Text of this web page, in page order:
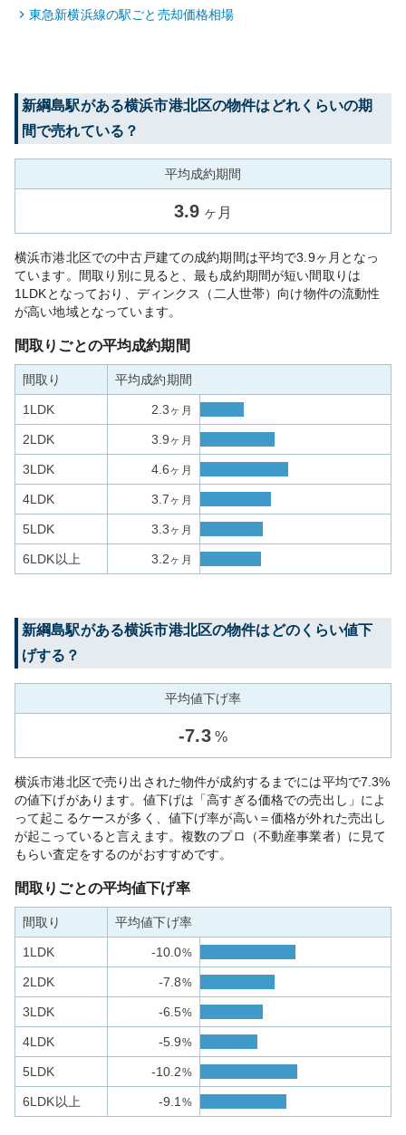
東急新横浜線の駅ごと売却価格相場
新綱島駅がある横浜市港北区の物件はどれくらいの期
間で売れている？
平均成約期間
3.9 ヶ月
横浜市港北区での中古戸建ての成約期間は平均で3.9ヶ月となっ
ています。間取り別に見ると、最も成約期間が短い間取りは
1LDKとなっており、ディンクス（二人世帯）向け物件の流動性
が高い地域となっています。
間取りごとの平均成約期間
間取り 平均成約期間
1LDK 2.3ヶ月
2LDK 3.9ヶ月
3LDK 4.6ヶ月
4LDK 3.7ヶ月
5LDK 3.3ヶ月
6LDK以上 3.2ヶ月
新綱島駅がある横浜市港北区の物件はどのくらい値下
げする？
平均値下げ率
-7.3 %
横浜市港北区で売り出された物件が成約するまでには平均で7.3%
の値下げがあります。値下げは「高すぎる価格での売出し」によ
って起こるケースが多く、値下げ率が高い＝価格が外れた売出し
が起こっていると言えます。複数のプロ（不動産事業者）に見て
もらい査定をするのがおすすめです。
間取りごとの平均値下げ率
間取り 平均値下げ率
1LDK -10.0%
2LDK -7.8%
3LDK -6.5%
4LDK -5.9%
5LDK -10.2%
6LDK以上 -9.1 %